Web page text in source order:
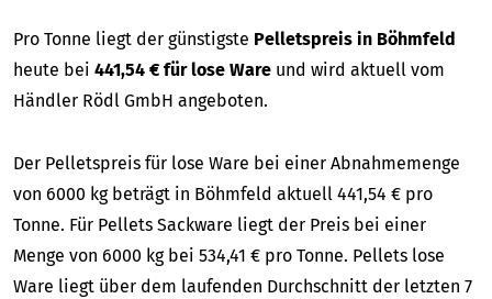
Pro Tonne liegt der günstigste Pelletspreis in Böhmfeld
heute bei 441,54 € für lose Ware und wird aktuell vom
Händler Rödl GmbH angeboten.
Der Pelletspreis für lose Ware bei einer Abnahmemenge
von 6000 kg beträgt in Böhmfeld aktuell 441,54 € pro
Tonne. Für Pellets Sackware liegt der Preis bei einer
Menge von 6000 kg bei 534,41 € pro Tonne. Pellets lose
Ware liegt über dem laufenden Durchschnitt der letzten 7